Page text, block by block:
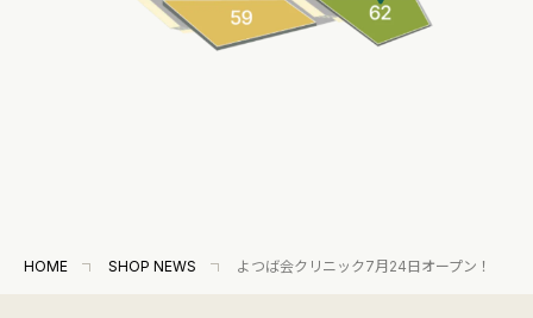
HOME SHOP NEWS よつば会クリニック7月24日オープン！